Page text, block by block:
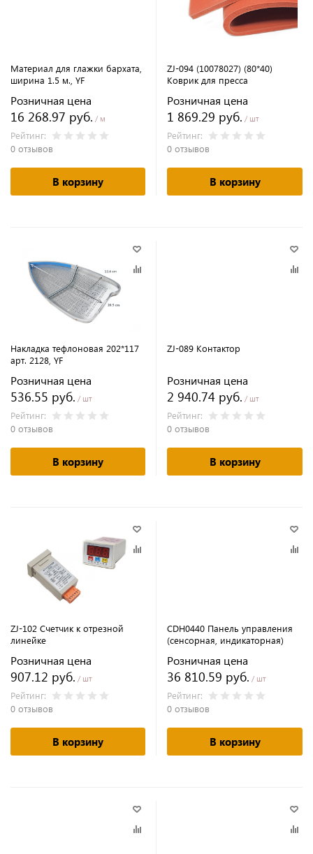
Материал для глажки бархата,
ширина 1.5 м., YF
Розничная цена
16 268.97 руб. / м
Рейтинг:
0 отзывов
В корзину
ZJ-094 (10078027) (80*40)
Коврик для пресса
Розничная цена
1 869.29 руб. / шт
Рейтинг:
0 отзывов
В корзину
Накладка тефлоновая 202*117
арт. 2128, YF
Розничная цена
536.55 руб. / шт
Рейтинг:
0 отзывов
В корзину
ZJ-089 Контактор
Розничная цена
2 940.74 руб. / шт
Рейтинг:
0 отзывов
В корзину
ZJ-102 Счетчик к отрезной
линейке
Розничная цена
907.12 руб. / шт
Рейтинг:
0 отзывов
В корзину
CDH0440 Панель управления
(сенсорная, индикаторная)
Розничная цена
36 810.59 руб. / шт
Рейтинг:
0 отзывов
В корзину